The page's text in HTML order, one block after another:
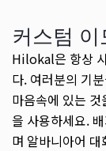
커스텀 이
Hilokal은 항상
다. 여러분의 기
마음속에 있는
을 사용하세요.
며 알바니아어